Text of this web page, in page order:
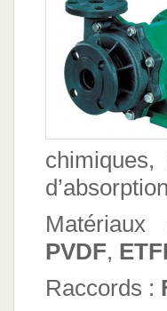
chimiques,
PVDF,
Raccords :